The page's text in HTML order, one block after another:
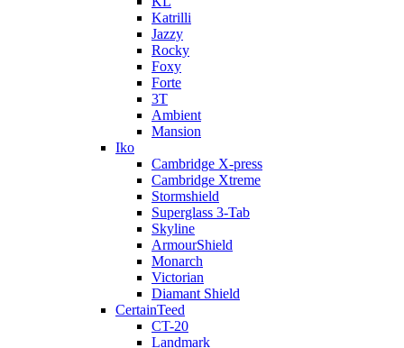
Katrilli
Jazzy
Rocky
Foxy
Forte
3T
Ambient
Mansion
Iko
Cambridge X-press
Cambridge Xtreme
Stormshield
Superglass 3-Tab
Skyline
ArmourShield
Monarch
Victorian
Diamant Shield
CertainTeed
CT-20
Landmark